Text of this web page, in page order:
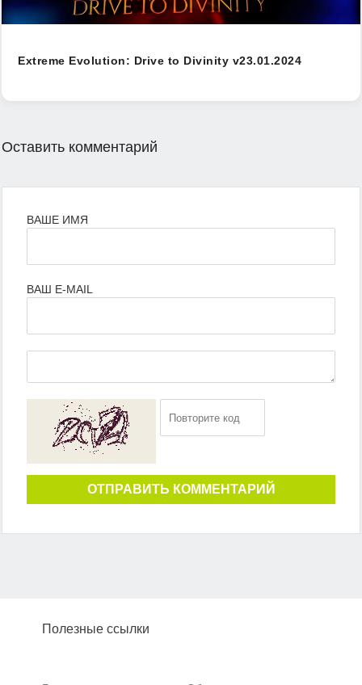
Extreme Evolution: Drive to Divinity v23.01.2024
Оставить комментарий
ВАШЕ ИМЯ
ВАШ E-MAIL
ОТПРАВИТЬ КОММЕНТАРИЙ
Полезные ссылки